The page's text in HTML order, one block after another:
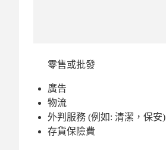
零售或批發
廣告
物流
外判服務 (例如: 清潔，保安)
存貨保險費